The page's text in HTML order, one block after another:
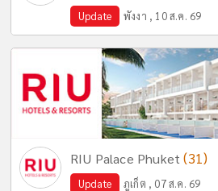
Update พังงา , 10 ส.ค. 69
RIU Palace Phuket(31)
Update ภูเก็ต , 07 ส.ค. 69